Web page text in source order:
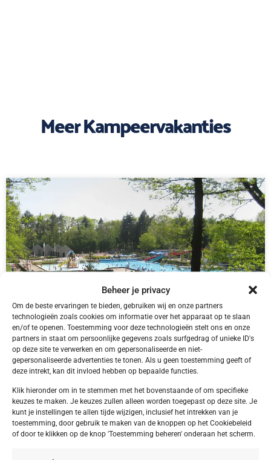
Beheer je privacy
Om de beste ervaringen te bieden, gebruiken wij en onze partners
technologieën zoals cookies om informatie over het apparaat op te slaan
en/of te openen. Toestemming voor deze technologieën stelt ons en onze
partners in staat om persoonlijke gegevens zoals surfgedrag of unieke ID's
op deze site te verwerken en om gepersonaliseerde en niet-
gepersonaliseerde advertenties te tonen. Als u geen toestemming geeft of
deze intrekt, kan dit invloed hebben op bepaalde functies.
Klik hieronder om in te stemmen met het bovenstaande of om specifieke
keuzes te maken. Je keuzes zullen alleen worden toegepast op deze site. Je
kunt je instellingen te allen tijde wijzigen, inclusief het intrekken van je
toestemming, door gebruik te maken van de knoppen op het Cookiebeleid
of door te klikken op de knop 'Toestemming beheren' onderaan het scherm.
Meer Kampeervakanties
NL,Friesland
Friesland Appelscha Camping Alkenhaer
€ 395,00